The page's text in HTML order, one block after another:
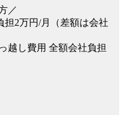
／
担2万円/月（差額は会社
越し費用 全額会社負担